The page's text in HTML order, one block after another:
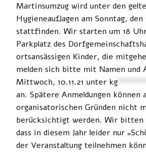
Martinsumzug wird unter den
Hygieneauflagen am Sonntag, den
stattfinden. Wir starten um 18
Parkplatz des
ortsansässigen Kinder, die
melden sich bitte mit Namen und
Mittwoch, 10.11.21 unter kg
an. Spätere Anmeldungen können
organisatorischen Gründen nicht
berücksichtigt werden. Wir bitten
dass in diesem Jahr leider nur
der Veranstaltung teilnehmen